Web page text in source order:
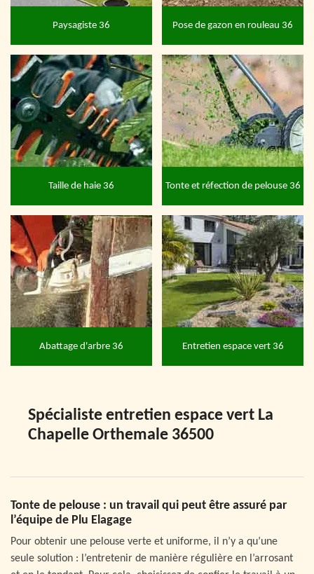
Paysagiste 36 Pose de gazon en rouleau 36
Taille de haie 36 Tonte et réfection de pelouse 36
Abattage d'arbre 36 Entretien espace vert 36
Spécialiste entretien espace vert La
Chapelle Orthemale 36500
Tonte de pelouse : un travail qui peut être assuré par
l’équipe de Plu Elagage
Pour obtenir une pelouse verte et uniforme, il n’y a qu’une
seule solution : l’entretenir de manière régulière en l’arrosant